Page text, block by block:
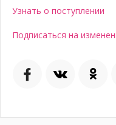
Узнать о поступлении
Подписаться на